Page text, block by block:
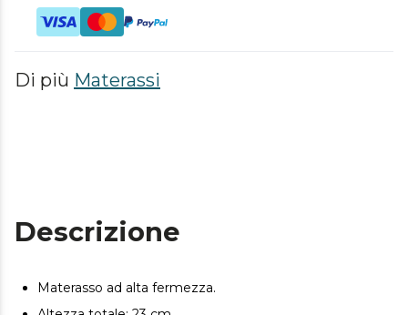
Di più Materassi
Descrizione
Materasso ad alta fermezza.